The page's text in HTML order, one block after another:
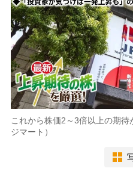
これから株価2～3倍以上の期
ジマート）